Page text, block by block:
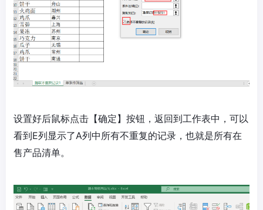
设置好后鼠标点击【确定】按钮，返回到工作表中，可以
看到E列显示了A列中所有不重复的记录，也就是所有在
售产品清单。